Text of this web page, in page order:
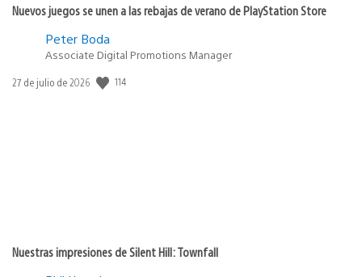
Nuevos juegos se unen a las rebajas de verano de PlayStation Store
Peter Boda
Associate Digital Promotions Manager
Fecha
27 de julio de 2026 114
Nuestras impresiones de Silent Hill: Townfall